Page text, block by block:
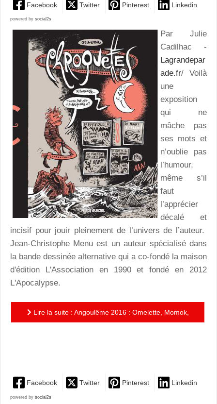
Facebook Twitter Pinterest Linkedin
powered by social2s
Par Julie
Cadilhac -
Lagrandepar
ade.fr/ Voilà
une
exposition
qui ne
mâche pas
ses mots et
n’oublie pas
l’humour,
même s’il
faut
l’apprécier
décalé et
incisif pour jouir pleinement de l’univers de l’auteur.
Jean-Christophe Menu est un auteur spécialisé dans
la bande dessinée alternative qui a co-fondé la maison
d'édition
L'Associationen 1990 et fondé en 2012
L'Apocalypse.
Lire la suite : Angoulême 2016 : Omelette, Momok,
Facebook Twitter Pinterest Linkedin
powered by social2s